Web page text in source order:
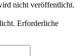
nicht veröffentlicht.
Erforderliche